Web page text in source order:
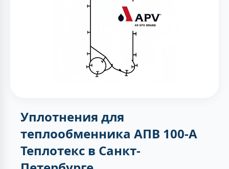
Уплотнения для
теплообменника АПВ 100-А
Теплотекc в Санкт-